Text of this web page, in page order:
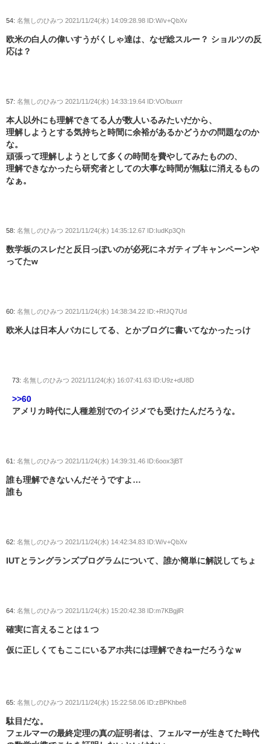
54: 名無しのひみつ 2021/11/24(水) 14:09:28.98 ID:W/v+QbXv
欧米の白人の偉いすうがくしゃ達は、なぜ総スルー？ ショルツの反
応は？
57: 名無しのひみつ 2021/11/24(水) 14:33:19.64 ID:VO/buxrr
本人以外にも理解できてる人が数人いるみたいだから、
理解しようとする気持ちと時間に余裕があるかどうかの問題なのか
な。
頑張って理解しようとして多くの時間を費やしてみたものの、
理解できなかったら研究者としての大事な時間が無駄に消えるもの
なぁ。
58: 名無しのひみつ 2021/11/24(水) 14:35:12.67 ID:IudKp3Qh
数学板のスレだと反日っぽいのが必死にネガティブキャンペーンや
ってたw
60: 名無しのひみつ 2021/11/24(水) 14:38:34.22 ID:+RfJQ7Ud
欧米人は日本人バカにしてる、とかブログに書いてなかったっけ
73: 名無しのひみつ 2021/11/24(水) 16:07:41.63 ID:U9z+dU8D
>>60
アメリカ時代に人種差別でのイジメでも受けたんだろうな。
61: 名無しのひみつ 2021/11/24(水) 14:39:31.46 ID:6oox3jBT
誰も理解できないんだそうですよ…
誰も
62: 名無しのひみつ 2021/11/24(水) 14:42:34.83 ID:W/v+QbXv
IUTとラングランズプログラムについて、誰か簡単に解説してちょ
64: 名無しのひみつ 2021/11/24(水) 15:20:42.38 ID:m7KBgjlR
確実に言えることは１つ
仮に正しくてもここにいるアホ共には理解できねーだろうなｗ
65: 名無しのひみつ 2021/11/24(水) 15:22:58.06 ID:zBPKhbe8
駄目だな。
フェルマーの最終定理の真の証明者は、フェルマーが生きてた時代